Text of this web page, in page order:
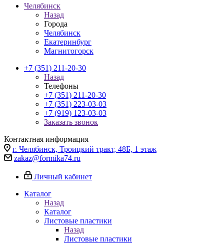
Челябинск
Назад
Города
Челябинск
Екатеринбург
Магнитогорск
+7 (351) 211-20-30
Назад
Телефоны
+7 (351) 211-20-30
+7 (351) 223-03-03
+7 (919) 123-03-03
Заказать звонок
Контактная информация
г. Челябинск, Троицкий тракт, 48Б, 1 этаж
zakaz@formika74.ru
Личный кабинет
Каталог
Назад
Каталог
Листовые пластики
Назад
Листовые пластики